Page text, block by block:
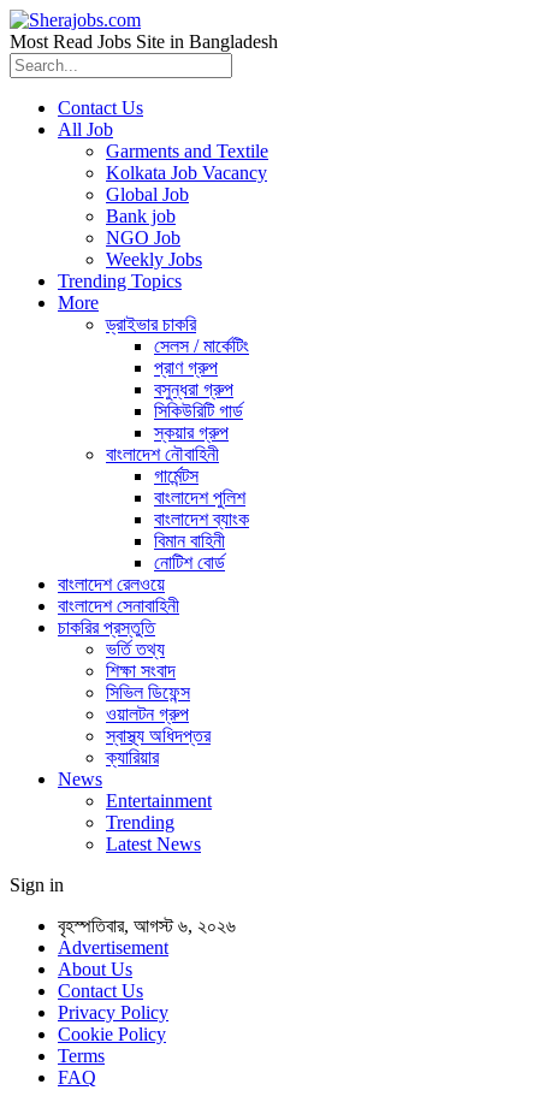
Most Read Jobs Site in Bangladesh
Contact Us
All Job
Garments and Textile
Kolkata Job Vacancy
Global Job
Bank job
NGO Job
Weekly Jobs
Trending Topics
More
ড্রাইভার চাকরি
সেলস / মার্কেটিং
প্রাণ গ্রুপ
বসুন্ধরা গ্রুপ
সিকিউরিটি গার্ড
স্কয়ার গ্রুপ
বাংলাদেশ নৌবাহিনী
গার্মেন্টস
বাংলাদেশ পুলিশ
বাংলাদেশ ব্যাংক
বিমান বাহিনী
নোটিশ বোর্ড
বাংলাদেশ রেলওয়ে
বাংলাদেশ সেনাবাহিনী
চাকরির প্রস্তুতি
ভর্তি তথ্য
শিক্ষা সংবাদ
সিভিল ডিফেন্স
ওয়ালটন গ্রুপ
স্বাস্থ্য অধিদপ্তর
ক্যারিয়ার
News
Entertainment
Trending
Latest News
Sign in
বৃহস্পতিবার, আগস্ট ৬, ২০২৬
Advertisement
About Us
Contact Us
Privacy Policy
Cookie Policy
Terms
FAQ